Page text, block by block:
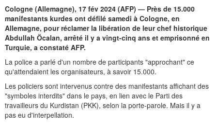
Cologne (Allemagne), 17 fév 2024 (AFP) — Près de 15.000
manifestants kurdes ont défilé samedi à Cologne, en
Allemagne, pour réclamer la libération de leur chef historique
Abdullah Öcalan, arrêté il y a vingt-cinq ans et emprisonné en
Turquie, a constaté AFP.
La police a parlé d'un nombre de participants "approchant" ce
qu'attendaient les organisateurs, à savoir 15.000.
Les policiers sont intervenus contre des manifestants affichant des
"symboles interdits" dans le pays, en lien avec le Parti des
travailleurs du Kurdistan (PKK), selon la porte-parole. Mais il y a
pas eu d'interpellation.